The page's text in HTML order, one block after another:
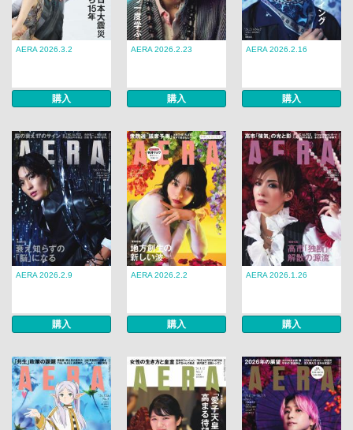
AERA 2026.3.2
購入
AERA 2026.2.23
購入
AERA 2026.2.16
購入
AERA 2026.2.9
購入
AERA 2026.2.2
購入
AERA 2026.1.26
購入